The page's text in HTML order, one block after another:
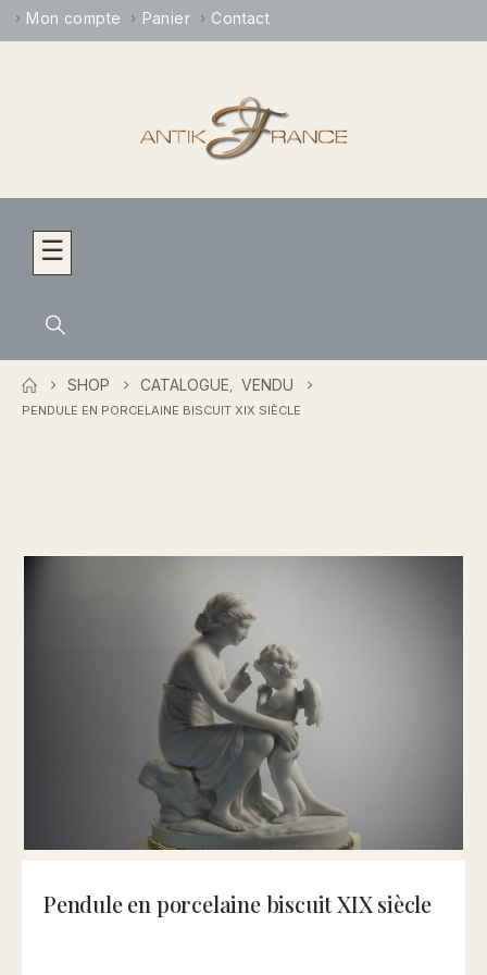
Mon compte Panier Contact
☰
SHOP CATALOGUE, VENDU
PENDULE EN PORCELAINE BISCUIT XIX SIÈCLE
Pendule en porcelaine biscuit XIX siècle